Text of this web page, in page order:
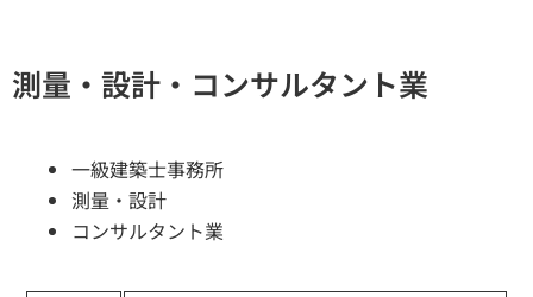
測量・設計・コンサルタント業
一級建築士事務所
測量・設計
コンサルタント業